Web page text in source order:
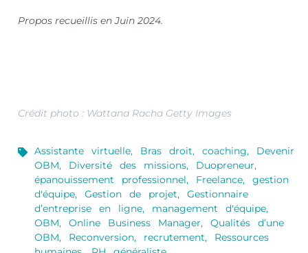
Propos recueillis en Juin 2024.
Crédit photo : Wattana Racha Getty Images
Assistante virtuelle, Bras droit,coaching, Devenir
OBM, Diversité des missions, Duopreneur,
épanouissement professionnel, Freelance,gestion
d'équipe,Gestion de projet,Gestionnaire
d’entreprise en ligne, management d'équipe,
OBM,Online Business Manager,Qualités d’une
OBM, Reconversion, recrutement, Ressources